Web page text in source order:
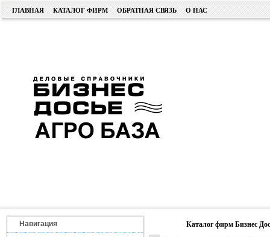
ГЛАВНАЯ КАТАЛОГ ФИРМ ОБРАТНАЯ СВЯЗЬ О НАС
Навигация Каталог фирм Бизнес